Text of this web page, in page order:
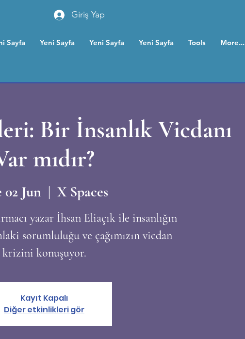
Giriş Yap
Sayfa Yeni Sayfa Yeni Sayfa Yeni Sayfa Tools More...
Bir İnsanlık Vicdanı
mıdır?
02 Jun
  |
X Spaces
yazar İhsan Eliaçık ile insanlığın
sorumluluğu ve çağımızın vicdan
krizini konuşuyor.
Kayıt Kapalı
Diğer etkinlikleri gör